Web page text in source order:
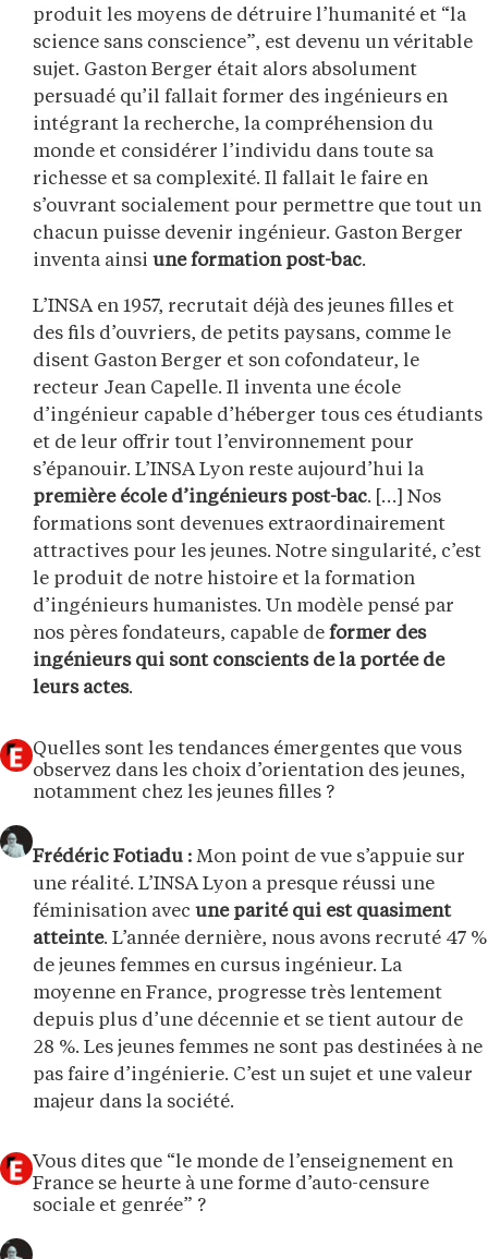
produit les moyens de détruire l’humanité et “la
science sans conscience”, est devenu un véritable
sujet. Gaston Berger était alors absolument
persuadé qu’il fallait former des ingénieurs en
intégrant la recherche, la compréhension du
monde et considérer l’individu dans toute sa
richesse et sa complexité. Il fallait le faire en
s’ouvrant socialement pour permettre que tout un
chacun puisse devenir ingénieur. Gaston Berger
inventa ainsi une formation post-bac.
L’INSA en 1957, recrutait déjà des jeunes filles et
des fils d’ouvriers, de petits paysans, comme le
disent Gaston Berger et son cofondateur, le
recteur Jean Capelle. Il inventa une école
d’ingénieur capable d’héberger tous ces étudiants
et de leur offrir tout l’environnement pour
s’épanouir. L’INSA Lyon reste aujourd’hui la
première école d’ingénieurs post-bac. […] Nos
formations sont devenues extraordinairement
attractives pour les jeunes. Notre singularité, c’est
le produit de notre histoire et la formation
d’ingénieurs humanistes. Un modèle pensé par
nos pères fondateurs, capable de former des
ingénieurs qui sont conscients de la portée de
leurs actes.
Quelles sont les tendances émergentes que vous
observez dans les choix d’orientation des jeunes,
notamment chez les jeunes filles ?
Frédéric Fotiadu : Mon point de vue s’appuie sur
une réalité. L’INSA Lyon a presque réussi une
féminisation avec une parité qui est quasiment
atteinte. L’année dernière, nous avons recruté 47 %
de jeunes femmes en cursus ingénieur. La
moyenne en France, progresse très lentement
depuis plus d’une décennie et se tient autour de
28 %. Les jeunes femmes ne sont pas destinées à ne
pas faire d’ingénierie. C’est un sujet et une valeur
majeur dans la société.
Vous dites que “le monde de l’enseignement en
France se heurte à une forme d’auto-censure
sociale et genrée” ?